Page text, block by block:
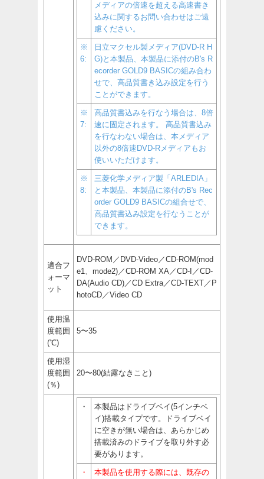
メディアの倍速を超える高速書き
込みに関するお問い合わせはご遠
慮ください。
※
6:
日立マクセル製メディア(DVD-R H
G)と本製品、本製品に添付のB's R
ecorder GOLD9 BASICの組み合わ
せで、高品質書き込み設定を行う
ことができます。
※
7:
高品質書込みを行なう場合は、8倍
速に固定されます。 高品質書込み
を行なわない場合は、本メディア
以外の8倍速DVD-Rメディアもお
使いいただけます。
※
8:
三菱化学メディア製「ARLEDIA」
と本製品、本製品に添付のB's Rec
order GOLD9 BASICの組合せで、
高品質書込み設定を行なうことが
できます。
適合フ
ォーマ
ット
DVD-ROM／DVD-Video／CD-ROM(mod
e1、mode2)／CD-ROM XA／CD-I／CD-
DA(Audio CD)／CD Extra／CD-TEXT／P
hotoCD／Video CD
使用温
度範囲
(℃)
5〜35
使用湿
度範囲
(％)
20〜80(結露なきこと)
・
本製品はドライブベイ(5インチベ
イ)搭載タイプです。ドライブベイ
に空きが無い場合は、あらかじめ
搭載済みのドライブを取り外す必
要があります。
・
本製品を使用する際には、既存の